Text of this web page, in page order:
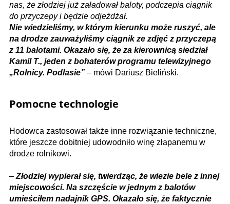
nas, że złodziej już załadował baloty, podczepia ciągnik
do przyczepy i będzie odjeżdżał.
Nie wiedzieliśmy, w którym kierunku może ruszyć, ale
na drodze zauważyliśmy ciągnik ze zdjęć z przyczepą
z 11 balotami. Okazało się, że za kierownicą siedział
Kamil T., jeden z bohaterów programu telewizyjnego
„Rolnicy. Podlasie” – mówi Dariusz Bieliński.
Pomocne technologie
Hodowca zastosował także inne rozwiązanie techniczne,
które jeszcze dobitniej udowodniło winę złapanemu w
drodze rolnikowi.
– Złodziej wypierał się, twierdząc, że wiezie bele z innej
miejscowości. Na szczęście w jednym z balotów
umieściłem nadajnik GPS. Okazało się, że faktycznie